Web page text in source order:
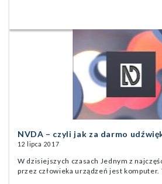
NVDA – czyli jak za darmo
12 lipca 2017
W dzisiejszych czasach Jednym z
przez człowieka urządzeń jest komputer.